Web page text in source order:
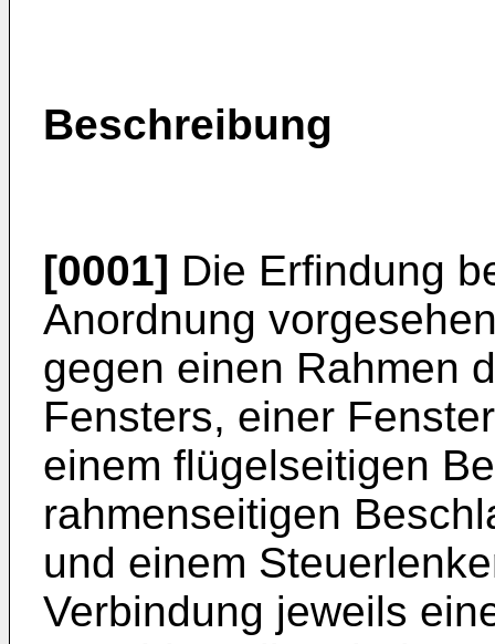
Beschreibung
[0001] Die Erfindung
Anordnung
gegen einen Rahmen
Fensters, einer
einem flügelseitigen
rahmenseitigen
und einem
Verbindung jeweils